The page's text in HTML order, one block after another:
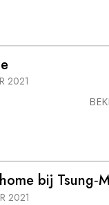
2021
bij
2021